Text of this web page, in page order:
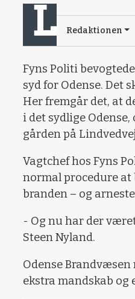
Redaktionen
Fyns Politi
syd for Odense. Det
Her fremgår det, at
i det sydlige
gården på
Vagtchef hos Fyns
normal procedure at
branden – og
- Og nu har der
Steen Nyland.
Odense
ekstra mandskab og